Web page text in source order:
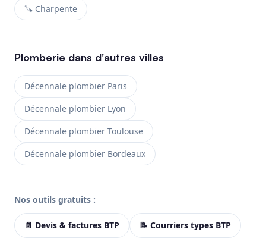
🪚 Charpente
Plomberie dans d'autres villes
Décennale plombier Paris
Décennale plombier Lyon
Décennale plombier Toulouse
Décennale plombier Bordeaux
Nos outils gratuits :
📄 Devis & factures BTP 📝 Courriers types BTP